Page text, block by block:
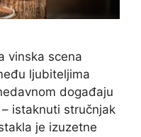
vinska scena
ljubiteljima
događaju
istaknuti stručnjak
je izuzetne